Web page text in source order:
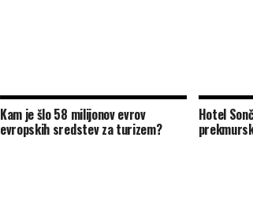
Kam je šlo 58 milijonov evrov
evropskih sredstev za turizem?
Hotel